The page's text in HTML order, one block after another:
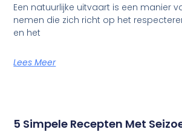
Een natuurlijke uitvaart is een manier
nemen die zich richt op het
en het
Lees Meer
5 Simpele Recepten Met